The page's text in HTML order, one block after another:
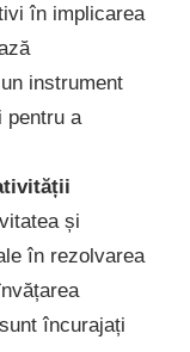
în implicarea
instrument
pentru a
și
în rezolvarea
încurajați